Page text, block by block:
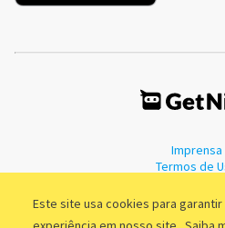
Este site usa cookies para
Imprensa
Termos de